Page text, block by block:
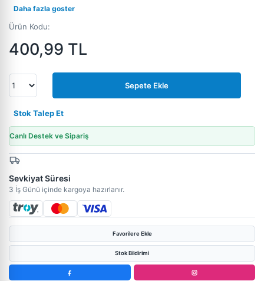
Daha fazla goster
Ürün Kodu:
400,99 TL
Sepete Ekle
Stok Talep Et
Canlı Destek ve Sipariş
Sevkiyat Süresi
3 İş Günü içinde kargoya hazırlanır.
Favorilere Ekle
Stok Bildirimi